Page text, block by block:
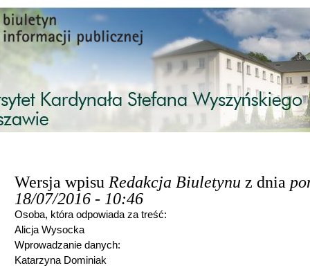
Przejdź do treści
Wersja wpisu Redakcja Biuletynu z dnia
18/07/2016 - 10:46
Osoba, która odpowiada za treść:
Alicja Wysocka
Wprowadzanie danych:
Katarzyna Dominiak